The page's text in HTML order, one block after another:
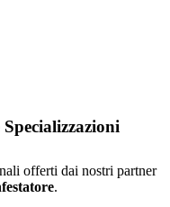
offerti dai nostri partner
.